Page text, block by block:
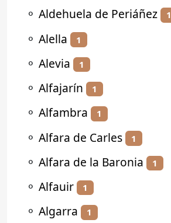
⚬ Aldehuela de Periáñez 1
⚬ Alella 1
⚬ Alevia 1
⚬ Alfajarín 1
⚬ Alfambra 1
⚬ Alfara de Carles 1
⚬ Alfara de la Baronia 1
⚬ Alfauir 1
⚬ Algarra 1